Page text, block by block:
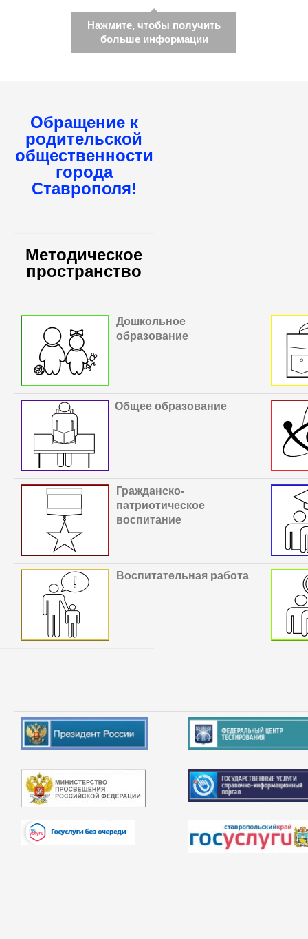
Нажмите, чтобы получить
больше информации
Обращение к
родительской
общественности
города
Ставрополя!
Методическое
пространство
Дошкольное
образование
Общее образование
Гражданско-
патриотическое
воспитание
Воспитательная работа